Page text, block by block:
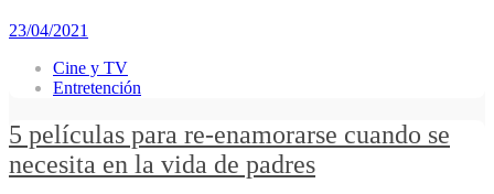
23/04/2021
Cine y TV
Entretención
5 películas para re-enamorarse cuando se
necesita en la vida de padres